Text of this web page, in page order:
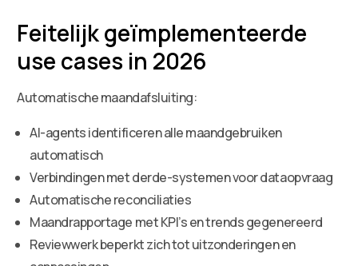
Feitelijk geïmplementeerde
use cases in 2026
Automatische maandafsluiting:
AI-agents identificeren alle maandgebruiken
automatisch
Verbindingen met derde-systemen voor dataopvraag
Automatische reconciliaties
Maandrapportage met KPI’s en trends gegenereerd
Reviewwerk beperkt zich tot uitzonderingen en